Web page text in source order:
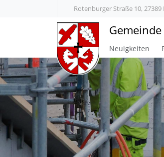
Rotenburger Straße 10, 27389
Neuigkeiten